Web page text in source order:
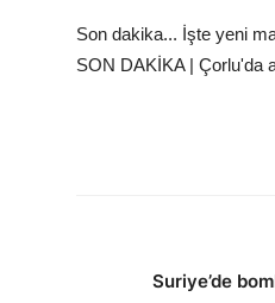
Son dakika... İşte yeni
SON DAKİKA | Çorlu'da
Suriye’de